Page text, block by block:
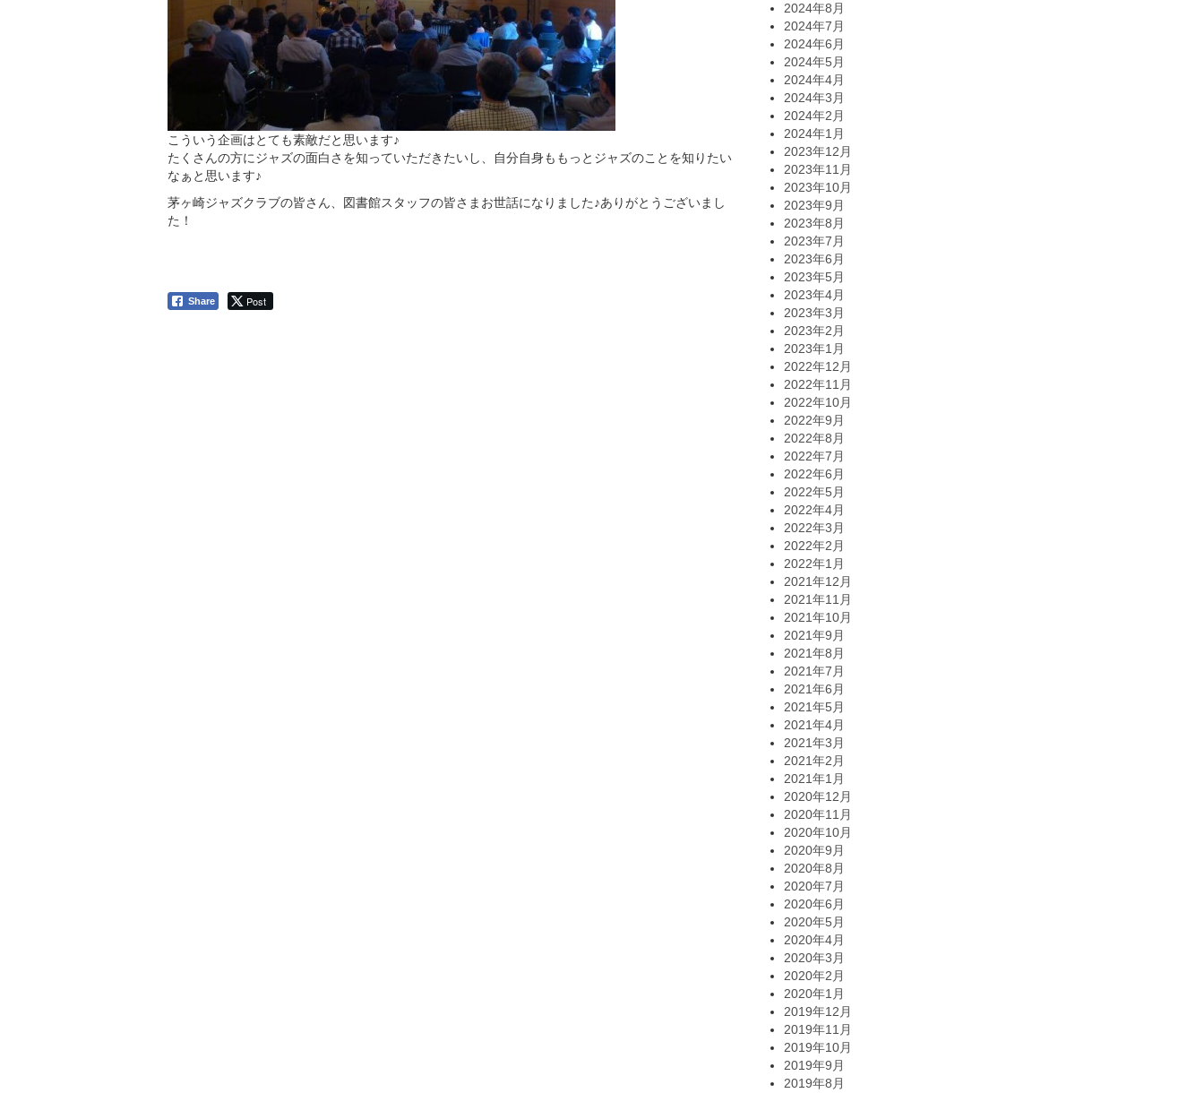
こういう企画はとても素敵だと思います♪
たくさんの方にジャズの面白さを知っていただきたいし、自分自身ももっとジャズのことを知りたい
なぁと思います♪
茅ヶ崎ジャズクラブの皆さん、図書館スタッフの皆さまお世話になりました♪ありがとうございまし
た！
Share Post
2024年8月
2024年7月
2024年6月
2024年5月
2024年4月
2024年3月
2024年2月
2024年1月
2023年12月
2023年11月
2023年10月
2023年9月
2023年8月
2023年7月
2023年6月
2023年5月
2023年4月
2023年3月
2023年2月
2023年1月
2022年12月
2022年11月
2022年10月
2022年9月
2022年8月
2022年7月
2022年6月
2022年5月
2022年4月
2022年3月
2022年2月
2022年1月
2021年12月
2021年11月
2021年10月
2021年9月
2021年8月
2021年7月
2021年6月
2021年5月
2021年4月
2021年3月
2021年2月
2021年1月
2020年12月
2020年11月
2020年10月
2020年9月
2020年8月
2020年7月
2020年6月
2020年5月
2020年4月
2020年3月
2020年2月
2020年1月
2019年12月
2019年11月
2019年10月
2019年9月
2019年8月